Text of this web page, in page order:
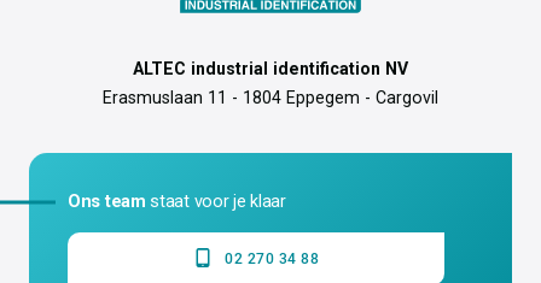
ALTEC industrial identification NV
Erasmuslaan 11 - 1804 Eppegem - Cargovil
Ons team staat voor je klaar
02 270 34 88